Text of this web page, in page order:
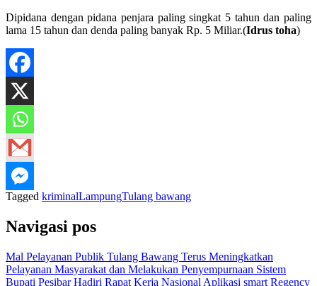
Dipidana dengan pidana penjara paling singkat 5 tahun dan paling
lama 15 tahun dan denda paling banyak Rp. 5 Miliar.(Idrus toha)
Tagged kriminalLampungTulang bawang
Navigasi pos
Mal Pelayanan Publik Tulang Bawang Terus Meningkatkan
Pelayanan Masyarakat dan Melakukan Penyempurnaan Sistem
Bupati Pesibar Hadiri Rapat Kerja Nasional Aplikasi smart Regency